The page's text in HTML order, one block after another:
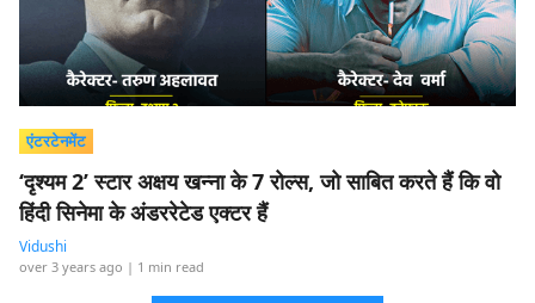
एंटरटेनमेंट
‘दृश्यम 2’ स्टार अक्षय खन्ना के 7 रोल्स, जो साबित करते हैं कि वो
हिंदी सिनेमा के अंडररेटेड एक्टर हैं
Vidushi
over 3 years ago | 1 min read